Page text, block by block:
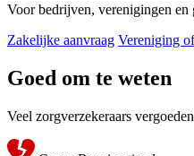
Voor bedrijven, verenigingen en
Zakelijke aanvraag Vereniging
Goed om te weten
Veel zorgverzekeraars